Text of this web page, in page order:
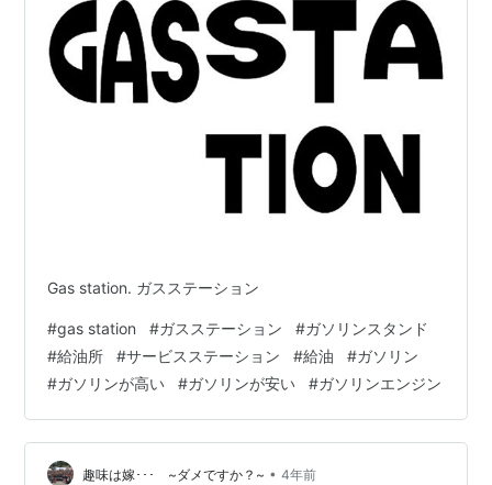
Gas station. ガスステーション
#gas station #ガスステーション #ガソリンスタンド
#給油所 #サービスステーション #給油 #ガソリン
#ガソリンが高い #ガソリンが安い #ガソリンエンジン
趣味は嫁･･･ ~ダメですか？~ • 4年前